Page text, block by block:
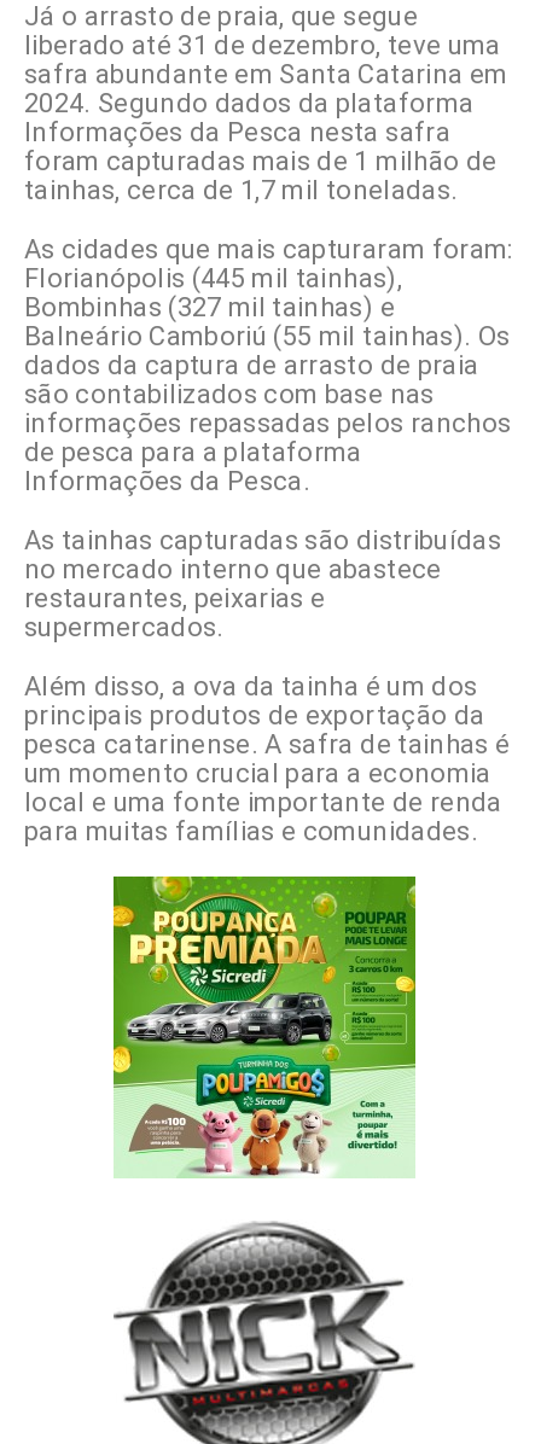
Já o arrasto de praia, que segue
liberado até 31 de dezembro, teve uma
safra abundante em Santa Catarina em
2024. Segundo dados da plataforma
Informações da Pesca nesta safra
foram capturadas mais de 1 milhão de
tainhas, cerca de 1,7 mil toneladas.
As cidades que mais capturaram foram:
Florianópolis (445 mil tainhas),
Bombinhas (327 mil tainhas) e
Balneário Camboriú (55 mil tainhas). Os
dados da captura de arrasto de praia
são contabilizados com base nas
informações repassadas pelos ranchos
de pesca para a plataforma
Informações da Pesca.
As tainhas capturadas são distribuídas
no mercado interno que abastece
restaurantes, peixarias e
supermercados.
Além disso, a ova da tainha é um dos
principais produtos de exportação da
pesca catarinense. A safra de tainhas é
um momento crucial para a economia
local e uma fonte importante de renda
para muitas famílias e comunidades.